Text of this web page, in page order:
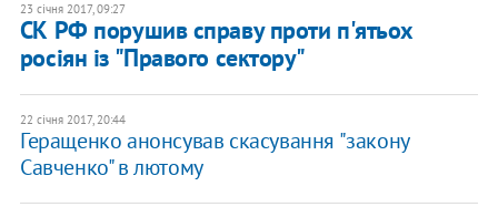
23 січня 2017, 09:27
СК РФ порушив справу проти п'ятьох
росіян із "Правого сектору"
22 січня 2017, 20:44
Геращенко анонсував скасування "закону
Савченко" в лютому